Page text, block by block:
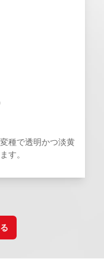
種で透明かつ淡黄
す。